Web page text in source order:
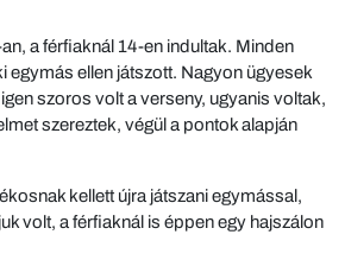
a férfiaknál 14-en indultak. Minden
egymás ellen játszott. Nagyon ügyesek
szoros volt a verseny, ugyanis voltak,
szereztek, végül a pontok alapján
kellett újra játszani egymással,
volt, a férfiaknál is éppen egy hajszálon